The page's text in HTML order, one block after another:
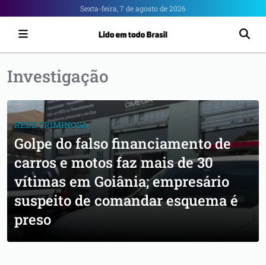
-
Notícias
Anápolis
Sexta-feira, 7 de agosto de 2026
Investigação
REDE CRIMINOSA
Golpe do falso financiamento de
carros e motos faz mais de 30
vítimas em Goiânia; empresário
suspeito de comandar esquema é
preso